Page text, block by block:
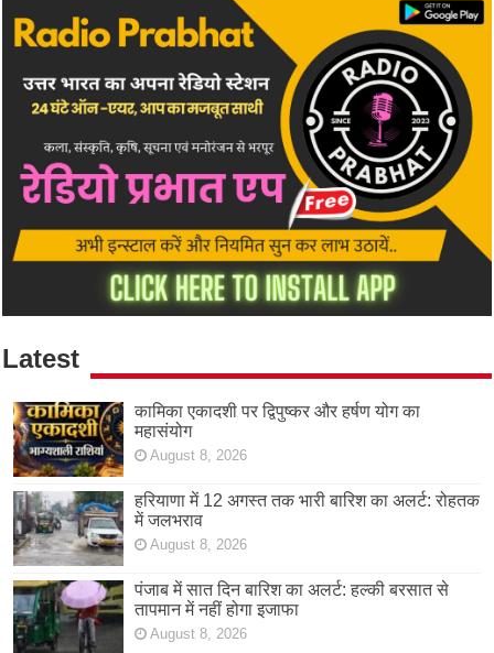
Latest
कामिका एकादशी पर द्विपुष्कर और हर्षण योग का
महासंयोग
August 8, 2026
हरियाणा में 12 अगस्त तक भारी बारिश का अलर्ट: रोहतक
में जलभराव
August 8, 2026
पंजाब में सात दिन बारिश का अलर्ट: हल्की बरसात से
तापमान में नहीं होगा इजाफा
August 8, 2026